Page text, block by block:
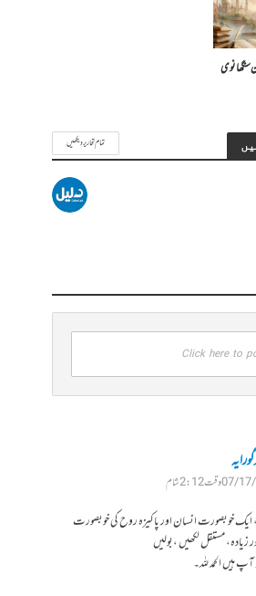
سنگھانوی
تمام تحاریر دیکھیں
Click here to
2:12 شام
ایک خوبصورت انسان اور پاکیزہ روح کی خوبصورت
زیادہ، مستقل لکھیں ،بولیں
ہیں الحمد للہ۔